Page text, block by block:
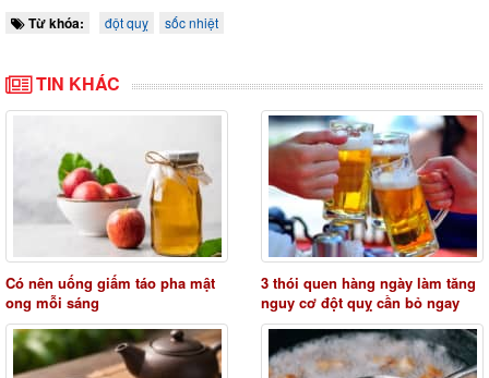
Từ khóa: đột quỵ sốc nhiệt
TIN KHÁC
Có nên uống giấm táo pha mật
ong mỗi sáng
3 thói quen hàng ngày làm tăng
nguy cơ đột quỵ cần bỏ ngay